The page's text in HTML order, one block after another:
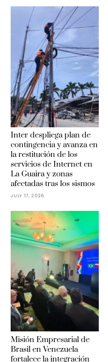
Inter despliega plan de
contingencia y avanza en
la restitución de los
servicios de Internet en
La Guaira y zonas
afectadas tras los sismos
JULY 17, 2026
Misión Empresarial de
Brasil en Venezuela
fortalece la integración